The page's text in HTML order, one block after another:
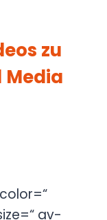
zu
Media
av-